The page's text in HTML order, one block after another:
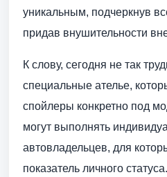
уникальным, подчеркнув
придав внушительности
К слову, сегодня не так
специальные ателье,
спойлеры конкретно под
могут выполнять
автовладельцев, для
показатель личного